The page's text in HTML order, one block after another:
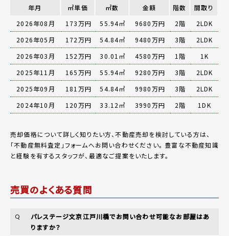
年月 ㎡単価 ㎡数 金額 階数
間取り
2026年08月
173万円 55.94㎡ 9680万円 2階
2LDK
2026年05月
172万円 54.84㎡ 9480万円 3階
2LDK
2026年03月
152万円 30.01㎡ 4580万円 1階
1K
2025年11月
165万円 55.94㎡ 9280万円 3階
2LDK
2025年09月
181万円 54.84㎡ 9980万円 3階
2LDK
2024年10月
120万円 33.12㎡ 3990万円 2階 1DK
売却価格について詳しく知りたい方、不動産売却を検討している方は、
「不動産無料査定 」フォームへお問い合わせください。 豊富な不動産知識
と経験を有するスタッフが、最適なご提案をいたします。
売買のよくある質問
Q
パレステージ文京江戸川橋でお問い合わせ可能なお部屋はあ
りますか？